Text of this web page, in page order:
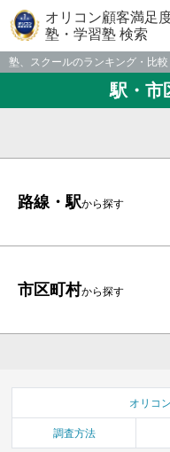
オリコン顧客満足
塾・学習塾 検索
塾、スクールのランキング・比較
駅・市
路線・駅から探す
市区町村から探す
オリコ
調査方法